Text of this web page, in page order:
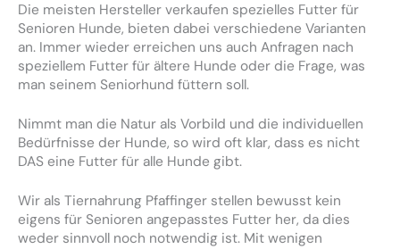
Die meisten Hersteller verkaufen spezielles Futter für
Senioren Hunde, bieten dabei verschiedene Varianten
an. Immer wieder erreichen uns auch Anfragen nach
speziellem Futter für ältere Hunde oder die Frage, was
man seinem Seniorhund füttern soll.
Nimmt man die Natur als Vorbild und die individuellen
Bedürfnisse der Hunde, so wird oft klar, dass es nicht
DAS eine Futter für alle Hunde gibt.
Wir als Tiernahrung Pfaffinger stellen bewusst kein
eigens für Senioren angepasstes Futter her, da dies
weder sinnvoll noch notwendig ist. Mit wenigen